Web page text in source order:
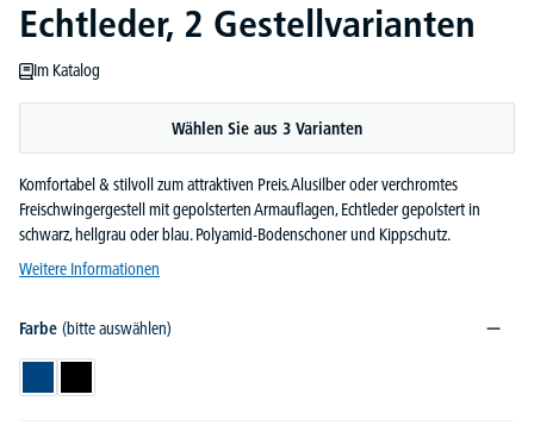
Echtleder, 2 Gestellvarianten
Im Katalog
Wählen Sie aus 3 Varianten
Komfortabel & stilvoll zum attraktiven Preis. Alusilber oder verchromtes
Freischwingergestell mit gepolsterten Armauflagen, Echtleder gepolstert in
schwarz, hellgrau oder blau. Polyamid-Bodenschoner und Kippschutz.
Weitere Informationen
Farbe (bitte auswählen)